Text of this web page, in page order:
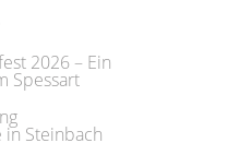
2026 – Ein
Spessart
in Steinbach